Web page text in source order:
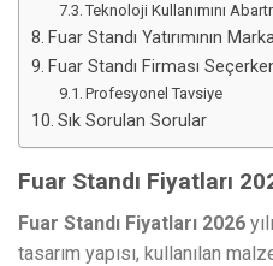
Teknoloji Kullanımını
Fuar Standı Yatırımının
Fuar Standı Firması
Profesyonel Tavsiye
Sık Sorulan Sorular
Fuar Standı Fiyatları
Fuar Standı Fiyatları 2026
tasarım yapısı, kullanılan